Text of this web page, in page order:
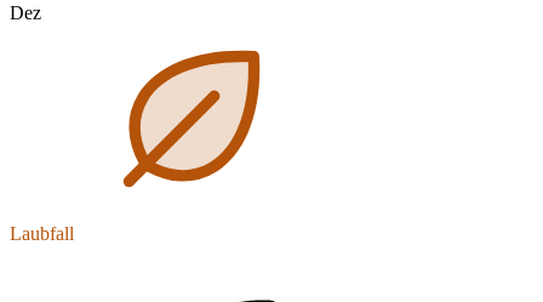
Dez
Laubfall